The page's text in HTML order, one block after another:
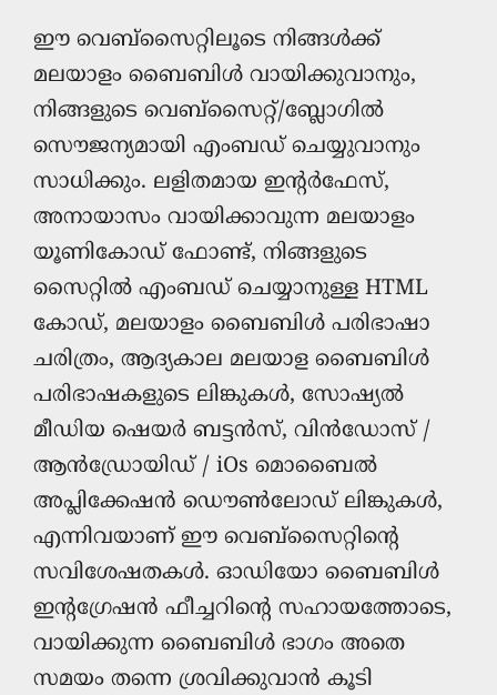
ഈ വെബ്സൈറ്റിലൂടെ നിങ്ങൾക്ക്
മലയാളം ബൈബിള്‍ വായിക്കുവാനും,
നിങ്ങളുടെ വെബ്സൈറ്റ്/ബ്ലോഗില്‍
സൌജന്യമായി എംബഡ് ചെയ്യുവാനും
സാധിക്കും. ലളിതമായ ഇന്‍റര്‍ഫേസ്,
അനായാസം വായിക്കാവുന്ന മലയാളം
യൂണികോഡ് ഫോണ്ട്, നിങ്ങളുടെ
സൈറ്റില്‍ എംബഡ് ചെയ്യാനുള്ള HTML
കോഡ്, മലയാളം ബൈബിള്‍ പരിഭാഷാ
ചരിത്രം, ആദ്യകാല മലയാള ബൈബിള്‍
പരിഭാഷകളുടെ ലിങ്കുകള്‍, സോഷ്യല്‍
മീഡിയ ഷെയര്‍ ബട്ടന്‍സ്, വിന്‍ഡോസ്‌ /
ആന്‍ഡ്രോയിഡ് / iOs മൊബൈല്‍
അപ്ലിക്കേഷന്‍ ഡൌണ്‍ലോഡ് ലിങ്കുകള്‍,
എന്നിവയാണ് ഈ വെബ്സൈറ്റിന്റെ
സവിശേഷതകള്‍. ഓഡിയോ ബൈബിള്‍
ഇന്റഗ്രേഷന്‍ ഫീച്ചറിന്റെ സഹായത്തോടെ,
വായിക്കുന്ന ബൈബിള്‍ ഭാഗം അതെ
സമയം തന്നെ ശ്രവിക്കുവാന്‍ കൂടി